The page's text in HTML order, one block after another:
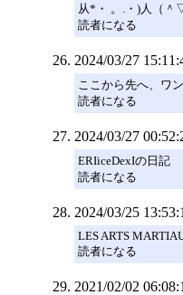
从*・ 。.・)人（＾
読者になる
2024/03/27
ここから先へ、ワ
読者になる
2024/03/27
ERIiceDexIの日記
読者になる
2024/03/25
LES ARTS
読者になる
2021/02/02